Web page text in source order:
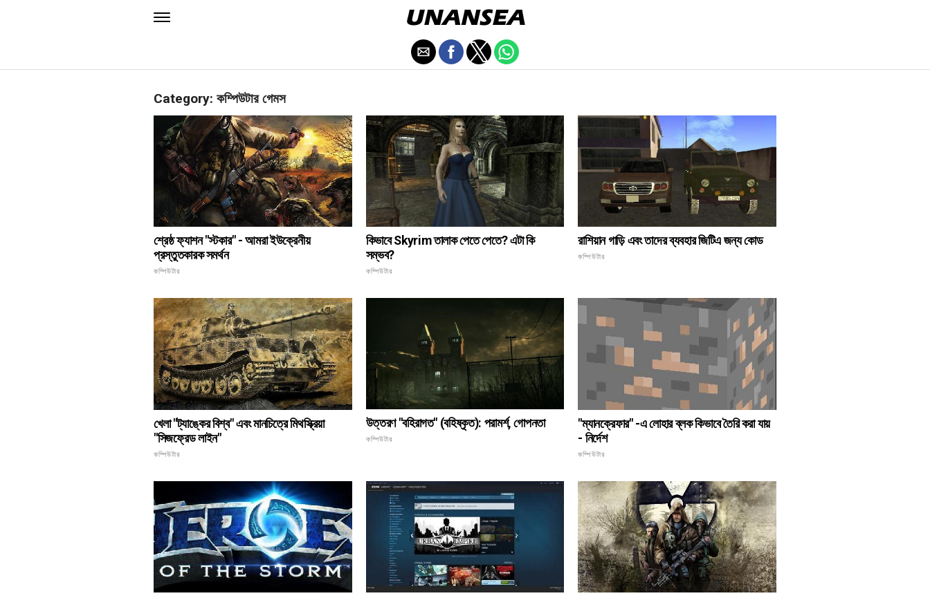
Category: কম্পিউটার গেমস
শ্রেষ্ঠ ফ্যাশন "স্টকার" - আমরা ইউক্রেনীয়
প্রস্তুতকারক সমর্থন
কম্পিউটার
কিভাবে Skyrim তালাক পেতে পেতে? এটা কি
সম্ভব?
কম্পিউটার
রাশিয়ান গাড়ি এবং তাদের ব্যবহার জিটিএ জন্য কোড
কম্পিউটার
খেলা "ট্যাঙ্কের বিশ্ব" এবং মানচিত্রে মিথস্ক্রিয়া
"সিজফ্রেড লাইন"
কম্পিউটার
উত্তরণ "বহিরাগত" (বহিষ্কৃত): পরামর্শ, গোপনতা
কম্পিউটার
"ম্যানক্রেফার" -এ লোহার ব্লক কিভাবে তৈরি করা যায়
- নির্দেশ
কম্পিউটার